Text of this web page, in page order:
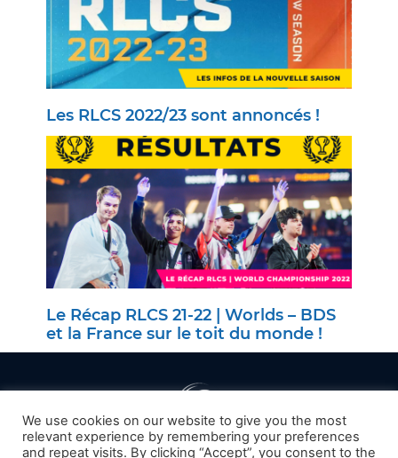
Les RLCS 2022/23 sont annoncés !
Le Récap RLCS 21-22 | Worlds – BDS
et la France sur le toit du monde !
We use cookies on our website to give you the most
relevant experience by remembering your preferences
and repeat visits. By clicking “Accept”, you consent to the